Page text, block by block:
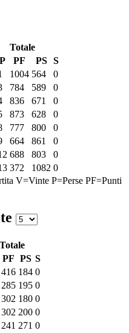
Totale
P PF PS
S
1004 564
0
784 589
0
836 671
0
873 628
0
777 800
0
664 861
0
688 803
0
372 1082 0
V=Vinte P=Perse PF=Punti
Totale
PF PS S
416 184 0
285 195 0
302 180 0
302 200 0
241 271 0